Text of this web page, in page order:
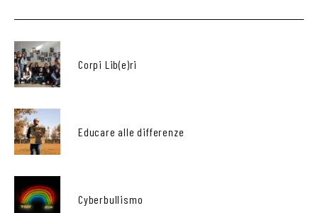
Corpi Lib(e)ri
Educare alle differenze
Cyberbullismo